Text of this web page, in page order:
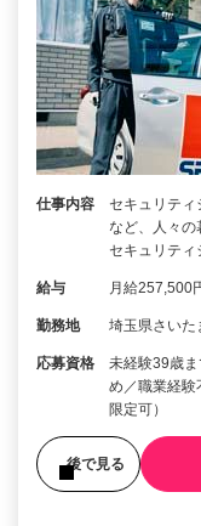
仕事内容
セキュリティ
など、人々
セキュリテ
給与 月給257,500
勤務地 埼玉県さいた
応募資格
未経験39歳
め／職業経
限定可）
後で見る